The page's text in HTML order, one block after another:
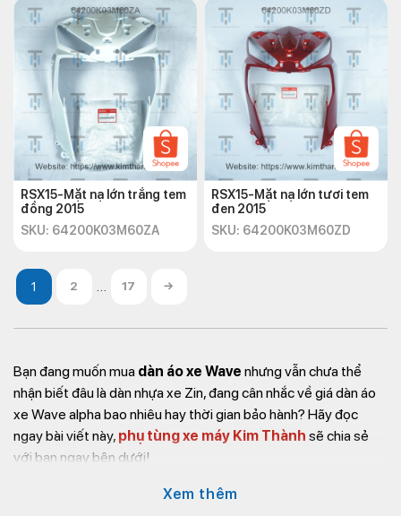
RSX15-Mặt nạ lớn trắng tem
đồng 2015
SKU: 64200K03M60ZA
RSX15-Mặt nạ lớn tươi tem
đen 2015
SKU: 64200K03M60ZD
2 … 17 →
Bạn đang muốn mua dàn áo xe Wave nhưng vẫn chưa thể
nhận biết đâu là dàn nhựa xe Zin, đang cân nhắc về giá dàn áo
xe Wave alpha bao nhiêu hay thời gian bảo hành? Hãy đọc
ngay bài viết này, phụ tùng xe máy Kim Thành sẽ chia sẻ
với bạn ngay bên dưới!
Tổng quan về dàn áo xe Wave
Xem thêm